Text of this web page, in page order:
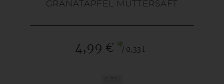
GRANATAPFEL MUTTERSAFT
4,99 € */ 0,33 l